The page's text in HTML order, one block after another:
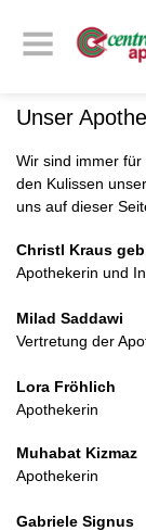
Unser
Wir sind immer
den Kulissen
uns auf dieser
Christl Kraus
Apothekerin und
Milad Saddawi
Vertretung der
Lora Fröhlich
Apothekerin
Muhabat Kizmaz
Apothekerin
Gabriele Signus